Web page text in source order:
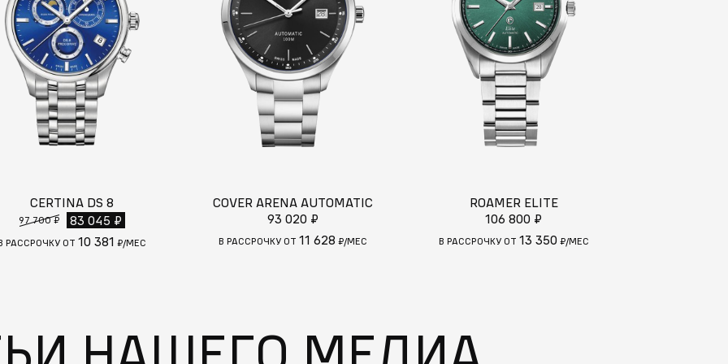
CERTINA DS 8
97 700 ₽ 83 045 ₽
РАССРОЧКУ ОТ 10 381 ₽/МЕС
COVER ARENA AUTOMATIC
93 020 ₽
В РАССРОЧКУ ОТ 11 628 ₽/МЕС
ROAMER ELITE
106 800 ₽
В РАССРОЧКУ ОТ 13 350 ₽/МЕС